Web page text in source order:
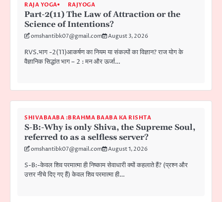
RAJA YOGA RAJYOGA
Part-2(11) The Law of Attraction or the
Science of Intentions?
omshantibk07@gmail.com August 3, 2026
RVS.भाग -2(11)आकर्षण का नियम या संकल्पों का विज्ञान? राज योग के
वैज्ञानिक सिद्धांत भाग – 2 : मन और ऊर्जा…
SHIVABAABA :BRAHMA BAABA KA RISHTA
S-B:-Why is only Shiva, the Supreme Soul,
referred to as a selfless server?
omshantibk07@gmail.com August 1, 2026
S-B:-केवल शिव परमात्मा ही निष्काम सेवाधारी क्यों कहलाते हैं? (प्रश्न और
उत्तर नीचे दिए गए हैं) केवल शिव परमात्मा ही…